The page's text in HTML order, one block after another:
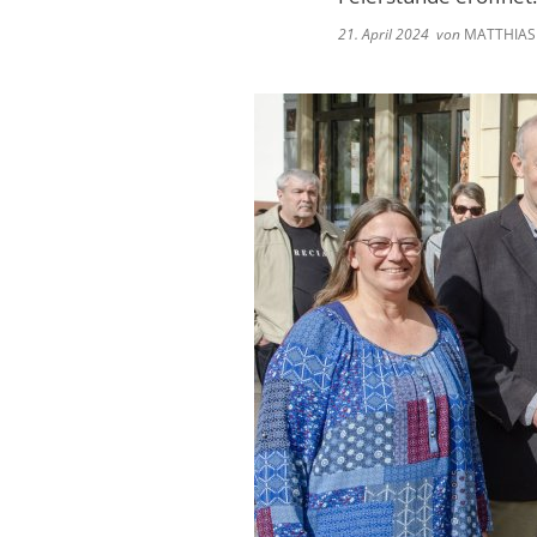
21. April 2024 von